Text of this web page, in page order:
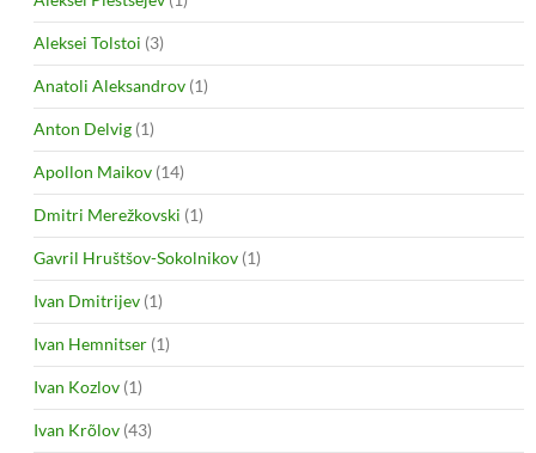
Aleksei Tolstoi (3)
Anatoli Aleksandrov (1)
Anton Delvig (1)
Apollon Maikov (14)
Dmitri Merežkovski (1)
Gavril Hruštšov-Sokolnikov (1)
Ivan Dmitrijev (1)
Ivan Hemnitser (1)
Ivan Kozlov (1)
Ivan Krõlov (43)